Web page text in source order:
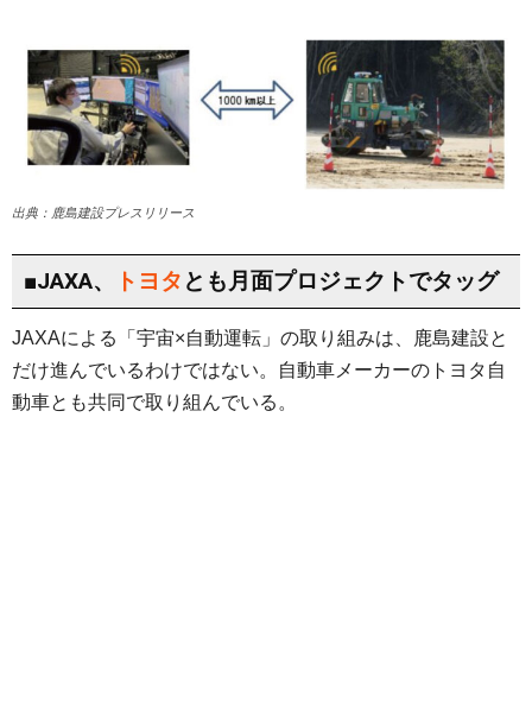
出典：鹿島建設プレスリリース
■JAXA、 トヨタ とも月面プロジェクトでタッグ
JAXAによる「宇宙×自動運転」の取り組みは、鹿島建設と
だけ進んでいるわけではない。自動車メーカーのトヨタ自
動車とも共同で取り組んでいる。